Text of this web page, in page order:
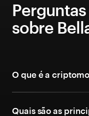
sobre
O que é a
Quais são as